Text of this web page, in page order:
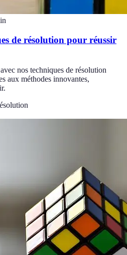
de résolution pour réussir
nos techniques de résolution
aux méthodes innovantes,